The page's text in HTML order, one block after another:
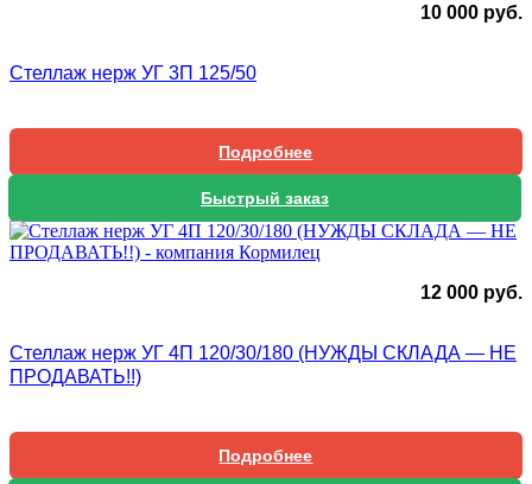
10 000 руб.
Стеллаж нерж УГ 3П 125/50
Подробнее
Быстрый заказ
12 000 руб.
Стеллаж нерж УГ 4П 120/30/180 (НУЖДЫ СКЛАДА — НЕ
ПРОДАВАТЬ!!)
Подробнее